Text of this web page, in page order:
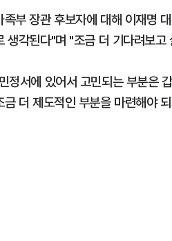
부 장관 후보자에 대해 이재명
생각된다"며 "조금 더 기다려보
정서에 있어서 고민되는 부분은
금 더 제도적인 부분을 마련해야